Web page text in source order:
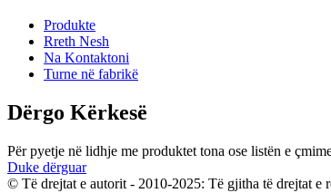
Produkte
Rreth Nesh
Na Kontaktoni
Turne në fabrikë
Dërgo Kërkesë
Për pyetje në lidhje me produktet tona ose listën e
Duke dërguar
© Të drejtat e autorit - 2010-2025: Të gjitha të drejtat e